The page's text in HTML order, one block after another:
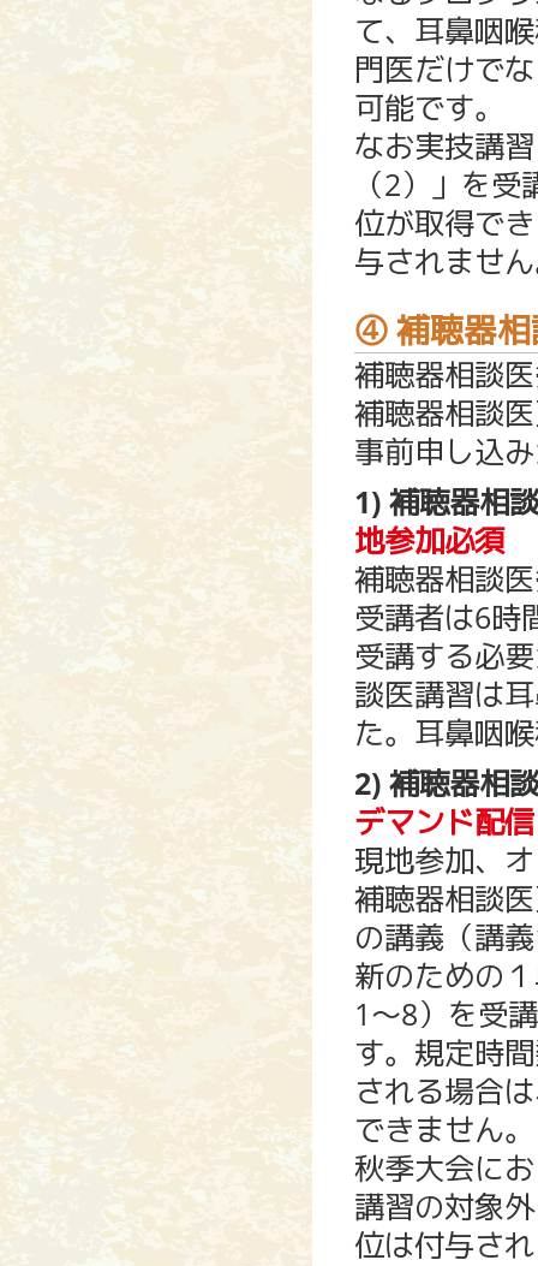
て、耳鼻咽
門医だけで
可能です。
なお実技講
（2）」を
位が取得で
与されませ
④ 補聴器相
補聴器相談
補聴器相談
事前申し込
1) 補聴器相
地参加必須
補聴器相談
受講者は6時
受講する必
談医講習は
た。耳鼻咽
2) 補聴器相
デマンド配
現地参加、
補聴器相談
の講義（講
新のための
1～8）を受
す。規定時
される場合
できません。
秋季大会に
講習の対象
位は付与さ